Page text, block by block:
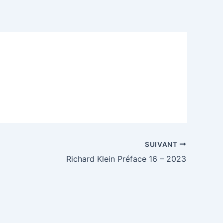
SUIVANT
Richard Klein Préface 16 – 2023